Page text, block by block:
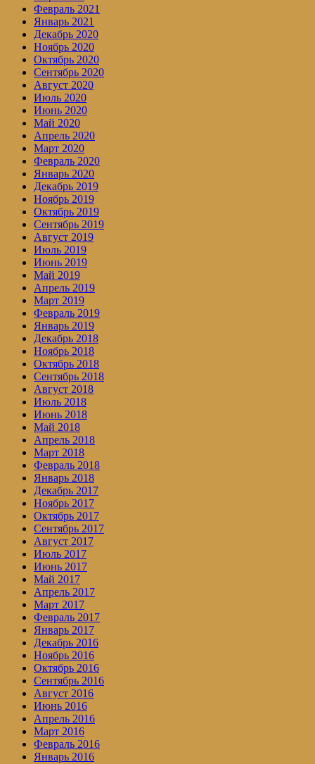
Февраль 2021
Январь 2021
Декабрь 2020
Ноябрь 2020
Октябрь 2020
Сентябрь 2020
Август 2020
Июль 2020
Июнь 2020
Май 2020
Апрель 2020
Март 2020
Февраль 2020
Январь 2020
Декабрь 2019
Ноябрь 2019
Октябрь 2019
Сентябрь 2019
Август 2019
Июль 2019
Июнь 2019
Май 2019
Апрель 2019
Март 2019
Февраль 2019
Январь 2019
Декабрь 2018
Ноябрь 2018
Октябрь 2018
Сентябрь 2018
Август 2018
Июль 2018
Июнь 2018
Май 2018
Апрель 2018
Март 2018
Февраль 2018
Январь 2018
Декабрь 2017
Ноябрь 2017
Октябрь 2017
Сентябрь 2017
Август 2017
Июль 2017
Июнь 2017
Май 2017
Апрель 2017
Март 2017
Февраль 2017
Январь 2017
Декабрь 2016
Ноябрь 2016
Октябрь 2016
Сентябрь 2016
Август 2016
Июнь 2016
Апрель 2016
Март 2016
Февраль 2016
Январь 2016